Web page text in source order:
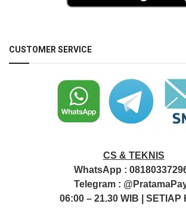
CUSTOMER SERVICE
CS & TEKNIS
WhatsApp :
Telegram :
06:00 – 21.30 WIB | SETIAP